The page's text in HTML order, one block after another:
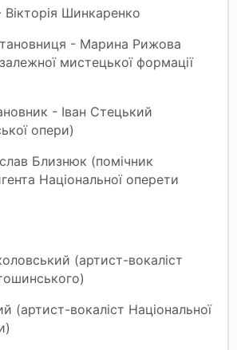
Шинкаренко
- Марина Рижова
мистецької формації
- Іван Стецький
опери)
Близнюк (помічник
Національної оперети
(артист-вокаліст
(артист-вокаліст Національної